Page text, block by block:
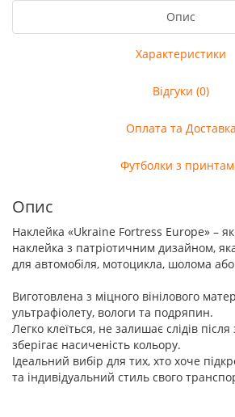
Опис
Характеристики
Відгуки (0)
Оплата та Доставка
Футболки з
Опис
Наклейка «Ukraine Fortress Europe» –
наклейка з патріотичним дизайном,
для автомобіля, мотоцикла, шолома або
Виготовлена з міцного вінілового
ультрафіолету, вологи та подряпин.
Легко клеїться, не залишає слідів
зберігає насиченість кольору.
Ідеальний вибір для тих, хто хоче
та індивідуальний стиль свого